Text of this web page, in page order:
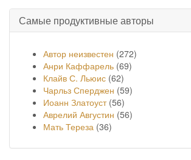
Самые продуктивные авторы
Автор неизвестен (272)
Анри Каффарель (69)
Клайв С. Льюис (62)
Чарльз Сперджен (59)
Иоанн Златоуст(56)
Аврелий Августин (56)
Мать Тереза (36)